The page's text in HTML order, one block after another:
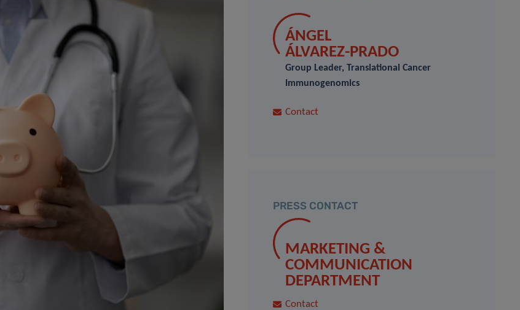
ÁNGEL
ÁLVAREZ-PRADO
Group Leader, Translational Cancer
Immunogenomics
Contact
PRESS CONTACT
MARKETING &
COMMUNICATION
DEPARTMENT
Contact